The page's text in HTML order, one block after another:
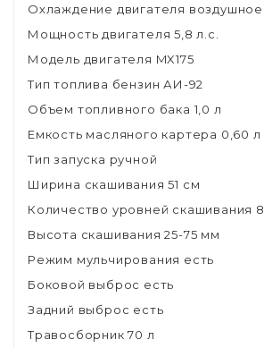
Охлаждение двигателя воздушное
Мощность двигателя 5,8 л.с.
Модель двигателя MX175
Тип топлива бензин АИ-92
Объем топливного бака 1,0 л
Емкость масляного картера 0,60 л
Тип запуска ручной
Ширина скашивания 51 см
Количество уровней скашивания 8
Высота скашивания 25-75 мм
Режим мульчирования есть
Боковой выброс есть
Задний выброс есть
Травосборник 70 л